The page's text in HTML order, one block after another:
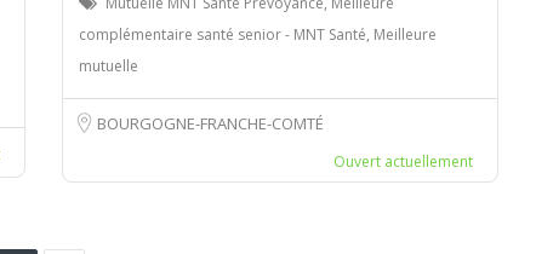
complémentaire santé senior - MNT Santé, Meilleure
mutuelle
BOURGOGNE-FRANCHE-COMTÉ
Ouvert actuellement